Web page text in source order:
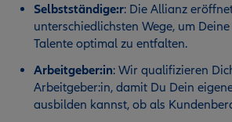
Selbstständige:r: Die Allianz
unterschiedlichsten Wege, um
Talente optimal zu entfalten.
Arbeitgeber:in: Wir qualifizieren
Arbeitgeber:in, damit Du Dein
ausbilden kannst, ob als